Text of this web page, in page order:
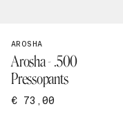
AROSHA
Arosha - .500
Pressopants
€ 73,00